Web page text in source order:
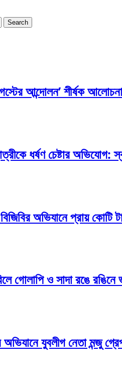
আন্দোলন’ শীর্ষক
ধর্ষণ চেষ্টার
অভিযানে প্রায় কোটি
গোলাপি ও সাদা রঙে
অভিযানে যুবলীগ নেতা মন্জু